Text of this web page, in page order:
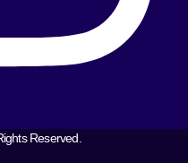
Reserved.